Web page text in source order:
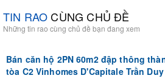
TIN RAOCÙNG CHỦ ĐỀ
Những tin rao cùng chủ đề bạn đang xem
Bán căn hộ 2PN 60m2 đập thông
tòa C2 Vinhomes D'Capitale Trần